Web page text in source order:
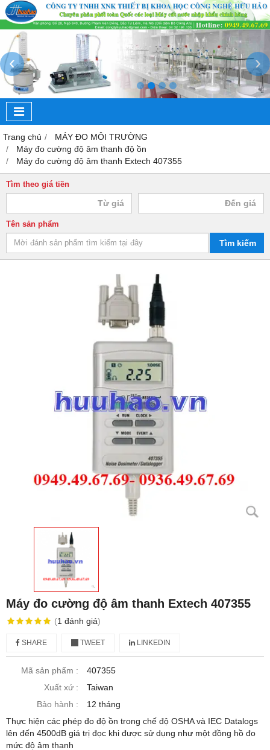
‹ ›
Trang chủ
MÁY ĐO MÔI TRƯỜNG
Máy đo cường độ âm thanh độ ồn
Máy đo cường độ âm thanh Extech 407355
Tìm theo giá tiền
Tên sản phẩm
Tìm kiếm
Máy đo cường độ âm thanh Extech 407355
(1 đánh giá)
SHARE TWEET LINKEDIN
Mã sản phẩm :
407355
Xuất xứ :
Taiwan
Bảo hành :
12 tháng
Thực hiện các phép đo độ ồn trong chế độ OSHA và IEC Datalogs
lên đến 4500dB giá trị đọc khi được sử dụng như một đồng hồ đo
mức độ âm thanh